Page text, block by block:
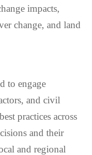
impacts,
change, and land
to engage
and civil
practices across
and their
and regional